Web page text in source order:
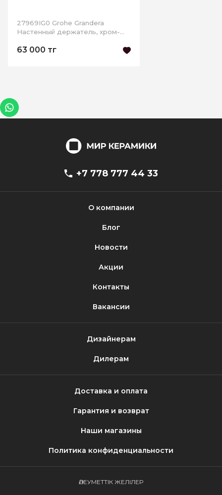
27969IG0 Grohe Grandera
Настенный держатель, хром-
63 000 тг
+7 778 777 44 33
О компании
Блог
Новости
Акции
Контакты
Вакансии
Дизайнерам
Дилерам
Доставка и оплата
Гарантия и возврат
Наши магазины
Политика конфиденциальности
ӘЛЕУМЕТТІК ЖЕЛІЛЕР